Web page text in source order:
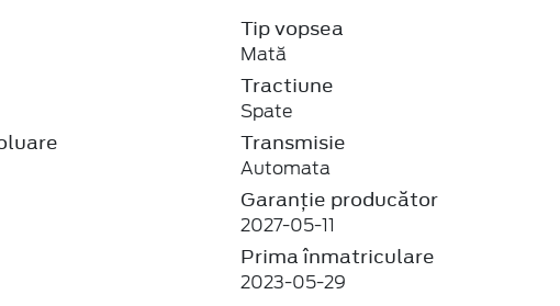
Tip vopsea
Mată
Tractiune
Spate
Transmisie
Automata
Garanție producător
2027-05-11
Prima înmatriculare
2023-05-29